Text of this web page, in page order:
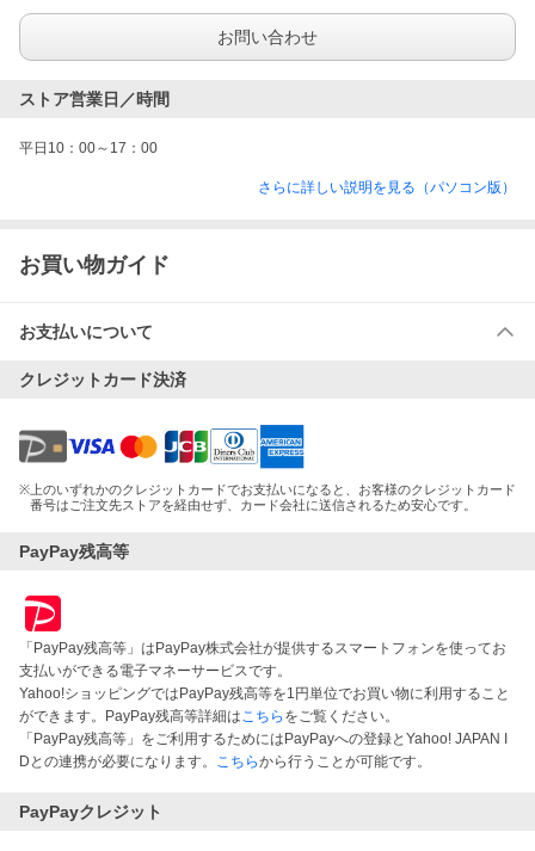
お問い合わせ
ストア営業日／時間
平日10：00～17：00
さらに詳しい説明を見る（パソコン版）
お買い物ガイド
お支払いについて
クレジットカード決済
※ 上のいずれかのクレジットカードでお支払いになると、お客様のクレジットカード
番号はご注文先ストアを経由せず、カード会社に送信されるため安心です。
PayPay残高等
「PayPay残高等」はPayPay株式会社が提供するスマートフォンを使ってお
支払いができる電子マネーサービスです。
Yahoo!ショッピングではPayPay残高等を1円単位でお買い物に利用すること
ができます。PayPay残高等詳細は こちら をご覧ください。
「PayPay残高等」をご利用するためにはPayPayへの登録とYahoo! JAPAN I
Dとの連携が必要になります。
こちらから行うことが可能です。
PayPayクレジット